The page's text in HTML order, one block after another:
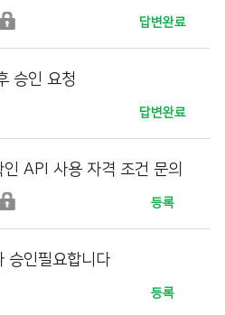
답변완료
승인 요청
답변완료
API 사용 자격 조건 문의
등록
승인필요합니다
등록